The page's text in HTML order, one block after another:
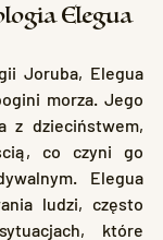
Elegua
morza. Jego
z dzieciństwem,
co czyni go
Elegua
ludzi, często
które